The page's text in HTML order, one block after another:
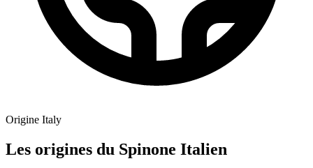
Origine Italy
Les origines du Spinone Italien